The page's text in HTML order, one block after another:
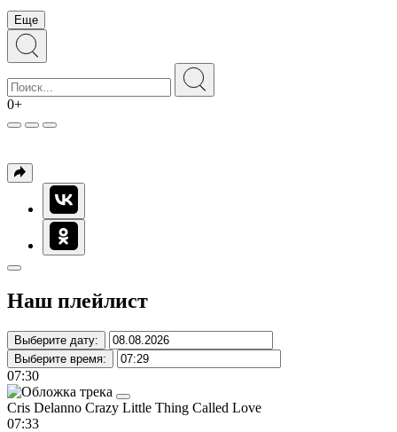
Еще
0+
Наш плейлист
Выберите дату:
Выберите время:
07:30
Cris Delanno Crazy Little Thing Called Love
07:33